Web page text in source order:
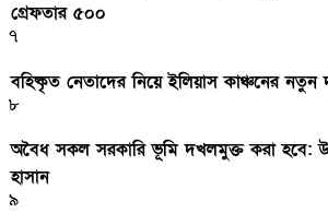
গ্রেফতার ৫০০
৭
বহিষ্কৃত নেতাদের নিয়ে ইলিয়াস কাঞ্চনের নতুন
৮
অবৈধ সকল সরকারি ভূমি দখলমুক্ত করা হবে:
হাসান
৯